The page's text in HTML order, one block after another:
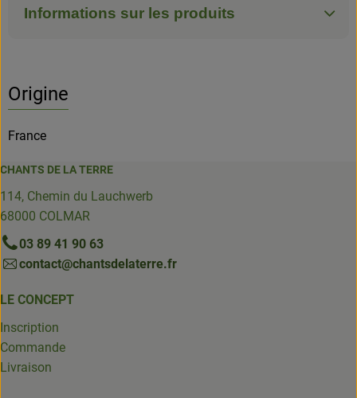
Informations sur les produits
Origine
France
CHANTS DE LA TERRE
114, Chemin du Lauchwerb
68000 COLMAR
03 89 41 90 63
contact@chantsdelaterre.fr
LE CONCEPT
Inscription
Commande
Livraison